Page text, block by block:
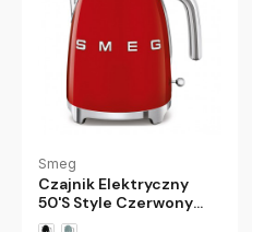
Smeg
Czajnik Elektryczny
50'S Style Czerwony
Smeg